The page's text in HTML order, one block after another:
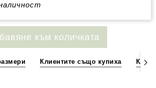
към количката
Клиентите също купиха